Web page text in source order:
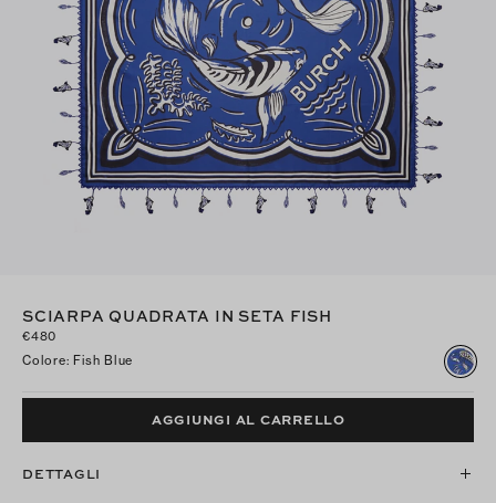
SCIARPA QUADRATA IN SETA FISH
€480
Colore: Fish Blue
AGGIUNGI AL CARRELLO
DETTAGLI